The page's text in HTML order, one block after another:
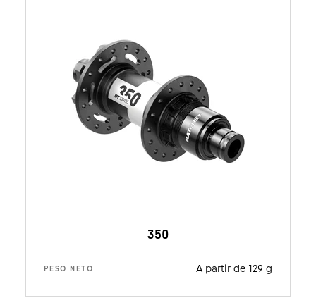
350
PESO NETO A partir de 129 g